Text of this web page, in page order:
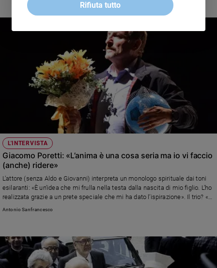
L'INTERVISTA
Giacomo Poretti: «L’anima è una cosa seria ma io vi faccio
(anche) ridere»
L’attore (senza Aldo e Giovanni) interpreta un monologo spirituale dai toni
esilaranti: «È un’idea che mi frulla nella testa dalla nascita di mio figlio. L’ho
realizzata grazie a un prete speciale che mi ha dato l’ispirazione». Il trio? «Ci
siamo presi una vacanza ma nel 2019 torniamo con un film»
Antonio Sanfrancesco
Rifiuta tutto